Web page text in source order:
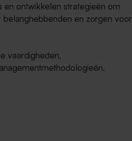
en ontwikkelen strategieën om
en zorgen voor
vaardigheden,